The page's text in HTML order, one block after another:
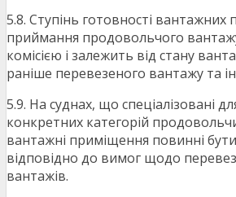
5.8. Ступінь готовності
приймання продовольчого
комісією і залежить від стану
раніше перевезеного вантажу та
5.9. На суднах, що спеціалізовані
конкретних категорій
вантажні приміщення повинні
відповідно до вимог щодо
вантажів.